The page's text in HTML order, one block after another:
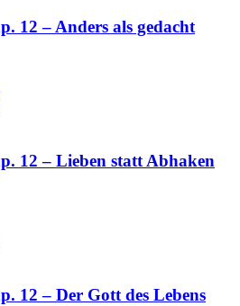
12 – Anders als gedacht
12 – Lieben statt Abhaken
12 – Der Gott des Lebens